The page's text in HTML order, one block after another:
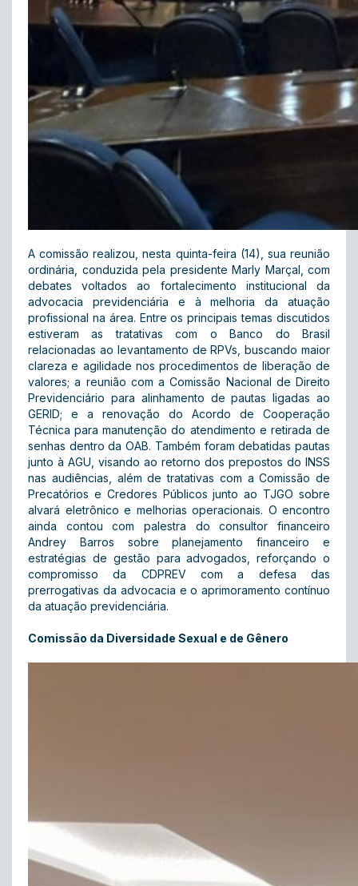
A comissão realizou, nesta quinta-feira (14), sua reunião
ordinária, conduzida pela presidente Marly Marçal, com
debates voltados ao fortalecimento institucional da
advocacia previdenciária e à melhoria da atuação
profissional na área. Entre os principais temas discutidos
estiveram as tratativas com o Banco do Brasil
relacionadas ao levantamento de RPVs, buscando maior
clareza e agilidade nos procedimentos de liberação de
valores; a reunião com a Comissão Nacional de Direito
Previdenciário para alinhamento de pautas ligadas ao
GERID; e a renovação do Acordo de Cooperação
Técnica para manutenção do atendimento e retirada de
senhas dentro da OAB. Também foram debatidas pautas
junto à AGU, visando ao retorno dos prepostos do INSS
nas audiências, além de tratativas com a Comissão de
Precatórios e Credores Públicos junto ao TJGO sobre
alvará eletrônico e melhorias operacionais. O encontro
ainda contou com palestra do consultor financeiro
Andrey Barros sobre planejamento financeiro e
estratégias de gestão para advogados, reforçando o
compromisso da CDPREV com a defesa das
prerrogativas da advocacia e o aprimoramento contínuo
da atuação previdenciária.
Comissão da Diversidade Sexual e de Gênero